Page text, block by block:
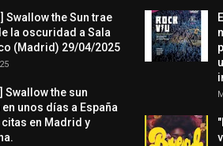
Swallow the Sun trae
la oscuridad a Sala
(Madrid) 29/04/2025
Swallow the sun
en unos días a España
en Madrid y